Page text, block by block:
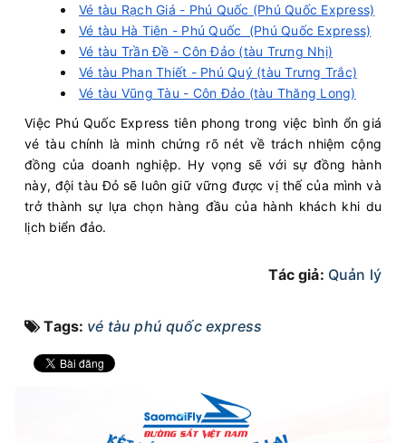
Vé tàu Rạch Giá - Phú Quốc (Phú Quốc Express)
Vé tàu Hà Tiên - Phú Quốc (Phú Quốc Express)
Vé tàu Trần Đề - Côn Đảo (tàu Trưng Nhị)
Vé tàu Phan Thiết - Phú Quý (tàu Trưng Trắc)
Vé tàu Vũng Tàu - Côn Đảo (tàu Thăng Long)
Việc Phú Quốc Express tiên phong trong việc bình ổn giá
vé tàu chính là minh chứng rõ nét về trách nhiệm cộng
đồng của doanh nghiệp. Hy vọng sẽ với sự đồng hành
này, đội tàu Đỏ sẽ luôn giữ vững được vị thế của mình và
trở thành sự lựa chọn hàng đầu của hành khách khi du
lịch biển đảo.
Tác giả: Quản lý
Tags: vé tàu phú quốc express